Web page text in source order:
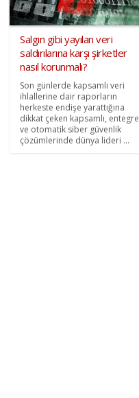
Salgın gibi yayılan veri
saldırılarına karşı şirketler
nasıl korunmalı?
Son günlerde kapsamlı veri
ihlallerine dair raporların
herkeste endişe yarattığına
dikkat çeken kapsamlı, entegre
ve otomatik siber güvenlik
çözümlerinde dünya lideri ...